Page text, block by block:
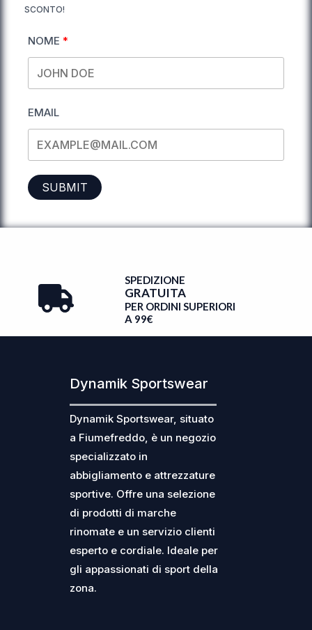
SCONTO!
NOME
EMAIL
SUBMIT
SPEDIZIONE
GRATUITA
PER ORDINI SUPERIORI
A 99€
Dynamik Sportswear
Dynamik Sportswear, situato
a Fiumefreddo, è un negozio
specializzato in
abbigliamento e attrezzature
sportive. Offre una selezione
di prodotti di marche
rinomate e un servizio clienti
esperto e cordiale. Ideale per
gli appassionati di sport della
zona.